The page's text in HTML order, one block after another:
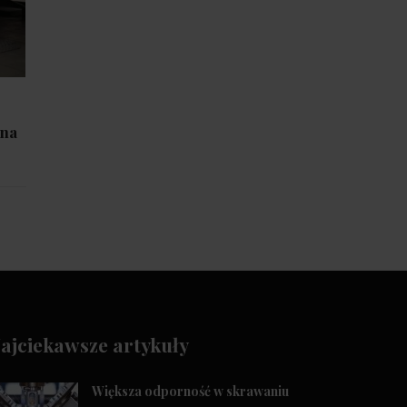
artykuły
Większa odporność w skrawaniu